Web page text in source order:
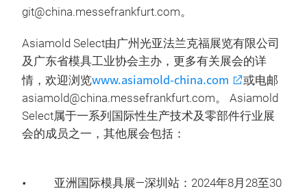
git@china.messefrankfurt.com。
Asiamold Select由广州光亚法兰克福展览有限公司
及广东省模具工业协会主办，更多有关展会的详
情，欢迎浏览www.asiamold-china.com
或电邮
asiamold@china.messefrankfurt.com。 Asiamold
Select属于一系列国际性生产技术及零部件行业展
会的成员之一，其他展会包括：
亚洲国际模具展—深圳站：2024年8月28至30